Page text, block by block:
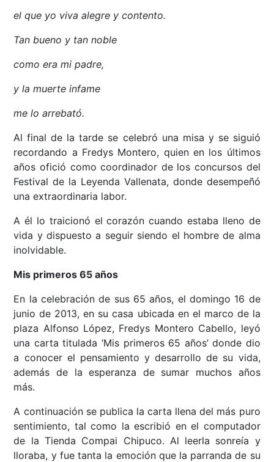
el que yo viva alegre y contento.
Tan bueno y tan noble
como era mi padre,
y la muerte infame
me lo arrebató.
Al final de la tarde se celebró una misa y se siguió
recordando a Fredys Montero, quien en los últimos
años ofició como coordinador de los concursos del
Festival de la Leyenda Vallenata, donde desempeñó
una extraordinaria labor.
A él lo traicionó el corazón cuando estaba lleno de
vida y dispuesto a seguir siendo el hombre de alma
inolvidable.
Mis primeros 65 años
En la celebración de sus 65 años, el domingo 16 de
junio de 2013, en su casa ubicada en el marco de la
plaza Alfonso López, Fredys Montero Cabello, leyó
una carta titulada ‘Mis primeros 65 años’ donde dio
a conocer el pensamiento y desarrollo de su vida,
además de la esperanza de sumar muchos años
más.
A continuación se publica la carta llena del más puro
sentimiento, tal como la escribió en el computador
de la Tienda Compai Chipuco. Al leerla sonreía y
lloraba, y fue tanta la emoción que la parranda de su